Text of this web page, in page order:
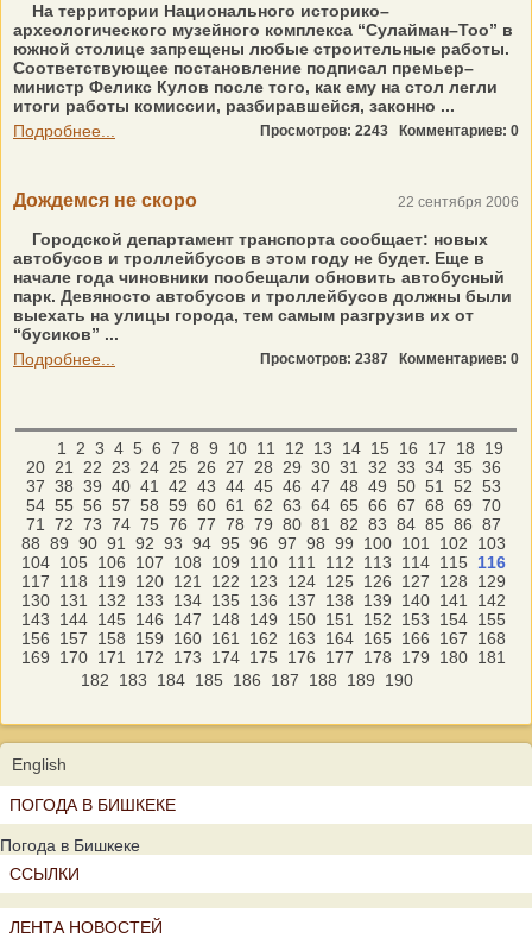
На территории Национального историко–
археологического музейного комплекса “Сулайман–Тоо” в
южной столице запрещены любые строительные работы.
Соответствующее постановление подписал премьер–
министр Феликс Кулов после того, как ему на стол легли
итоги работы комиссии, разбиравшейся, законно ...
Подробнее...
Просмотров: 2243 Комментариев: 0
Дождемся не скоро 22 сентября 2006
Городской департамент транспорта сообщает: новых
автобусов и троллейбусов в этом году не будет. Еще в
начале года чиновники пообещали обновить автобусный
парк. Девяносто автобусов и троллейбусов должны были
выехать на улицы города, тем самым разгрузив их от
“бусиков” ...
Подробнее...
Просмотров: 2387 Комментариев: 0
1 2 3 4 5 6 7 8 9 10 11 12 13 14 15 16 17 18
19
20 21 22 23 24 25 26 27 28 29 30 31 32 33 34 35 36
37 38 39 40 41 42 43 44 45 46 47 48 49 50 51 52 53
54 55 56 57 58 59 60 61 62 63 64 65 66 67 68 69 70
71
72 73 74 75 76 77 78 79 80 81 82 83 84 85 86 87
88 89 90 91 92 93 94 95 96 97 98 99 100 101 102
103
104 105 106 107 108 109 110 111 112 113 114 115
116
117
118 119 120 121 122 123 124 125 126 127 128
129
130 131 132 133 134 135 136 137 138 139 140 141
142
143
144 145 146 147 148 149 150 151 152 153 154 155
156
157 158 159 160 161 162 163 164 165 166 167
168
169
170 171 172 173 174 175 176 177 178 179 180 181
182
183 184 185 186 187 188 189 190
English
ПОГОДА В БИШКЕКЕ
Погода в Бишкеке
ССЫЛКИ
ЛЕНТА НОВОСТЕЙ